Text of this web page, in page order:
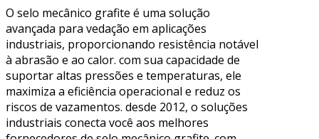
O selo mecânico grafite é uma solução
avançada para vedação em aplicações
industriais, proporcionando resistência notável
à abrasão e ao calor. com sua capacidade de
suportar altas pressões e temperaturas, ele
maximiza a eficiência operacional e reduz os
riscos de vazamentos. desde 2012, o soluções
industriais conecta você aos melhores